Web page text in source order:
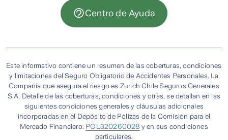
formas, puedes
reimprimirla aquí
En caso de que no puedas reimprimirla déjanos
Centro de Ayuda
Este informativo contiene un resumen de las coberturas, condiciones
y limitaciones del Seguro Obligatorio de Accidentes Personales. La
Compañía que asegura el riesgo es Zurich Chile Seguros Generales
S.A. Detalle de las coberturas, condiciones y otras, se detallan en las
siguientes condiciones generales y cláusulas adicionales
incorporadas en el Depósito de Pólizas de la Comisión para el
Mercado Financiero: POL320260028 y en sus condiciones
particulares.